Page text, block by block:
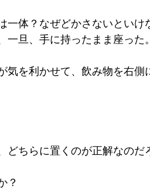
体？なぜどかさないといけ
一旦、手に持ったまま座った。
を利かせて、飲み物を右側
ちらに置くのが正解なのだ
？